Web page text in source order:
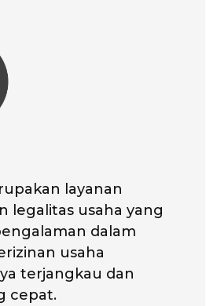
layanan
legalitas usaha yang
dalam
usaha
terjangkau dan
cepat.